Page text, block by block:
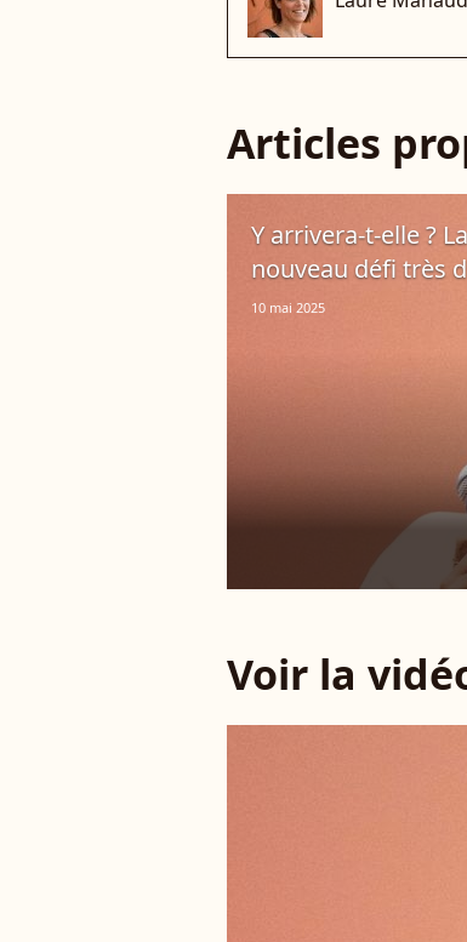
Articles
Y arrivera-t-elle ?
nouveau défi très
10 mai 2025
Voir la